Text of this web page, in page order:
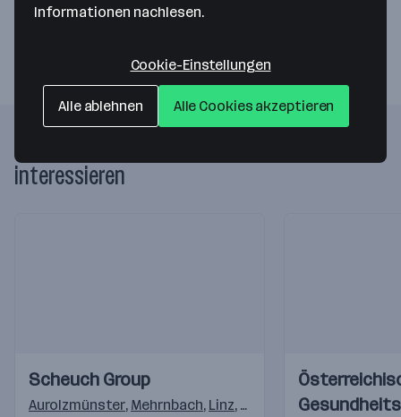
Website
interessieren
Videos
Einblicke
Einblicke
Scheuch Group
Aurolzmünster, Mehrnbach, Linz, Wels Lauenau,Paris,
Videos
Einblicke
Einblicke
Informationen nachlesen.
Cookie-Einstellungen
Alle ablehnen Alle Cookies akzeptieren